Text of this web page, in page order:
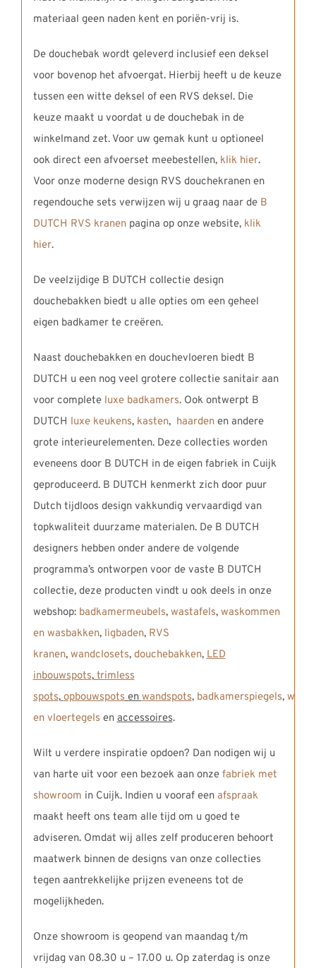
materiaal geen naden kent en poriën-vrij is.
De douchebak wordt geleverd inclusief een deksel
voor bovenop het afvoergat. Hierbij heeft u de keuze
tussen een witte deksel of een RVS deksel. Die
keuze maakt u voordat u de douchebak in de
winkelmand zet. Voor uw gemak kunt u optioneel
ook direct een afvoerset meebestellen, klik hier.
Voor onze moderne design RVS douchekranen en
regendouche sets verwijzen wij u graag naar de B
DUTCH RVS kranenpagina op onze website, klik
hier.
De veelzijdige B DUTCH collectie design
douchebakken biedt u alle opties om een geheel
eigen badkamer te creëren.
Naast douchebakken en douchevloeren biedt B
DUTCH u een nog veel grotere collectie sanitair aan
voor complete luxe badkamers. Ook ontwerpt B
DUTCH luxe keukens, kasten, haardenen andere
grote interieurelementen. Deze collecties worden
eveneens door B DUTCH in de eigen fabriek in Cuijk
geproduceerd. B DUTCH kenmerkt zich door puur
Dutch tijdloos design vakkundig vervaardigd van
topkwaliteit duurzame materialen. De B DUTCH
designers hebben onder andere de volgende
programma’s ontworpen voor de vaste B DUTCH
collectie, deze producten vindt u ook deels in onze
webshop: badkamermeubels, wastafels, waskommen
en wasbakken, ligbaden, RVS
kranen, wandclosets, douchebakken, LED
inbouwspots,trimless
spots, opbouwspots en wandspots, badkamerspiegels, wand-
en vloertegels en accessoires.
Wilt u verdere inspiratie opdoen? Dan nodigen wij u
van harte uit voor een bezoek aan onze fabriek met
showroom in Cuijk. Indien u vooraf een afspraak
maakt heeft ons team alle tijd om u goed te
adviseren. Omdat wij alles zelf produceren behoort
maatwerk binnen de designs van onze collecties
tegen aantrekkelijke prijzen eveneens tot de
mogelijkheden.
Onze showroom is geopend van maandag t/m
vrijdag van 08.30 u – 17.00 u. Op zaterdag is onze